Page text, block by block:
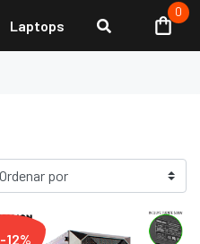
Laptops
0
-12%